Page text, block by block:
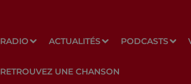
RADIO ACTUALITÉS PODCASTS
RETROUVEZ UNE CHANSON